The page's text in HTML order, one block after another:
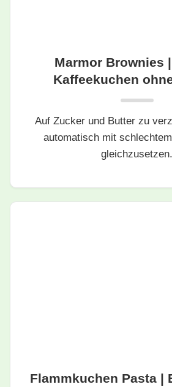
Marmor Brownies
Kaffeekuchen
Auf Zucker und Butter zu
automatisch mit
gleichzusetzen.
Flammkuchen Pasta |